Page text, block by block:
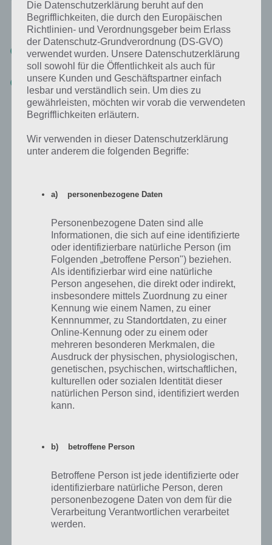
Bewertung. Diese Punkte verändern sich nicht, wenn man die
gleiche Bahn anpasst. Durch Upgrade der Karten kannst du
jedoch Begeisterung und Brechreiz optimieren
Spezialteile-Bonus: Jedes Spezialteil, dass du integrierst, erhöht
entsprechend Intensität, Begeisterung und Brechreiz
Design-Bonus: Mehr Spezialteile erhöhen auch den Design Bonus.
Länge oder Höhe der Achterbahn haben keinerlei Bedeutung.
Und so sieht die Bewertung mit Gesamtpunkte dann aus. Im übrigen
siehst du auch die vorigen Ergebnisse, sodass du sehr gut erkennen
kannst, was sich verbessert oder verschlechert hat.
Nach dem Bau der Achterbahn erhälst du eine
Auswertung in Rollercoaster Tycoon Touch
Wie bei den Tipps zum Bau der Achterbahn in RollerCoaster Tycoon
senken, der durch die Integration vieler Spezialteile steigt, solltest du
zwingend deine Karten upgraden, die sich auf die Spezialteile
beziehen. So senkst du den Brechreiz und erhöhst die Begeisterung.
Hast du zwei Spezialteile integriert, verdoppelt sich der Nutzen.
Die Datenschutzerklärung beruht auf den
Begrifflichkeiten, die durch den Europäischen
Richtlinien- und Verordnungsgeber beim Erlass
der Datenschutz-Grundverordnung (DS-GVO)
verwendet wurden. Unsere Datenschutzerklärung
soll sowohl für die Öffentlichkeit als auch für
unsere Kunden und Geschäftspartner einfach
lesbar und verständlich sein. Um dies zu
gewährleisten, möchten wir vorab die verwendeten
Begrifflichkeiten erläutern.
Wir verwenden in dieser Datenschutzerklärung
unter anderem die folgenden Begriffe:
a) personenbezogene Daten
Personenbezogene Daten sind alle
Informationen, die sich auf eine identifizierte
oder identifizierbare natürliche Person (im
Folgenden „betroffene Person") beziehen.
Als identifizierbar wird eine natürliche
Person angesehen, die direkt oder indirekt,
insbesondere mittels Zuordnung zu einer
Kennung wie einem Namen, zu einer
Kennnummer, zu Standortdaten, zu einer
Online-Kennung oder zu einem oder
mehreren besonderen Merkmalen, die
Ausdruck der physischen, physiologischen,
genetischen, psychischen, wirtschaftlichen,
kulturellen oder sozialen Identität dieser
natürlichen Person sind, identifiziert werden
kann.
b) betroffene Person
Betroffene Person ist jede identifizierte oder
identifizierbare natürliche Person, deren
personenbezogene Daten von dem für die
Verarbeitung Verantwortlichen verarbeitet
werden.